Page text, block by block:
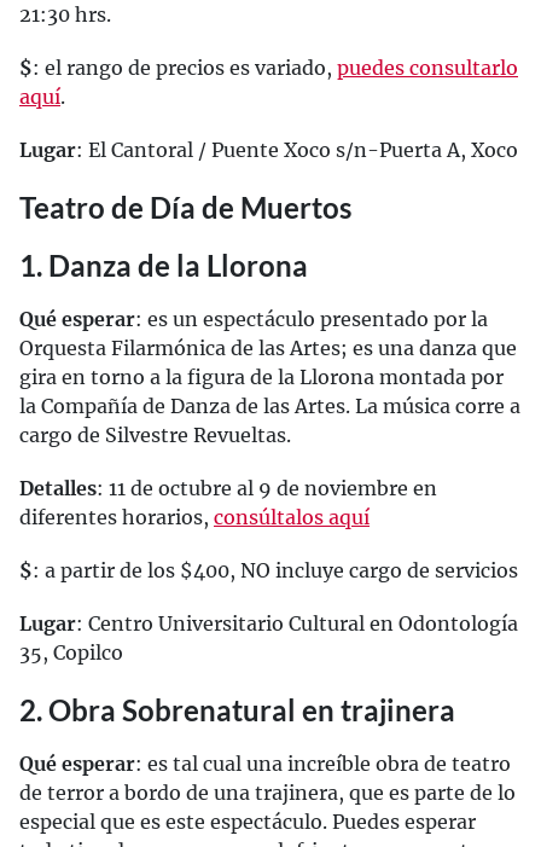
21:30 hrs.
$: el rango de precios es variado, puedes consultarlo
aquí.
Lugar: El Cantoral / Puente Xoco s/n-Puerta A, Xoco
Teatro de Día de Muertos
1. Danza de la Llorona
Qué esperar: es un espectáculo presentado por la
Orquesta Filarmónica de las Artes; es una danza que
gira en torno a la figura de la Llorona montada por
la Compañía de Danza de las Artes. La música corre a
cargo de Silvestre Revueltas.
Detalles: 11 de octubre al 9 de noviembre en
diferentes horarios, consúltalos aquí
$: a partir de los $400, NO incluye cargo de servicios
Lugar: Centro Universitario Cultural en Odontología
35, Copilco
2. Obra Sobrenatural en trajinera
Qué esperar: es tal cual una increíble obra de teatro
de terror a bordo de una trajinera, que es parte de lo
especial que es este espectáculo. Puedes esperar